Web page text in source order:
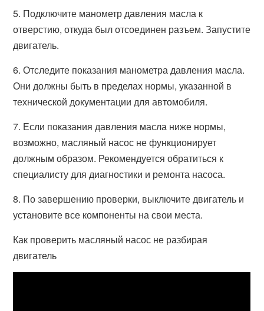
5. Подключите манометр давления масла к
отверстию, откуда был отсоединен разъем. Запустите
двигатель.
6. Отследите показания манометра давления масла.
Они должны быть в пределах нормы, указанной в
технической документации для автомобиля.
7. Если показания давления масла ниже нормы,
возможно, масляный насос не функционирует
должным образом. Рекомендуется обратиться к
специалисту для диагностики и ремонта насоса.
8. По завершению проверки, выключите двигатель и
установите все компоненты на свои места.
Как проверить масляный насос не разбирая
двигатель